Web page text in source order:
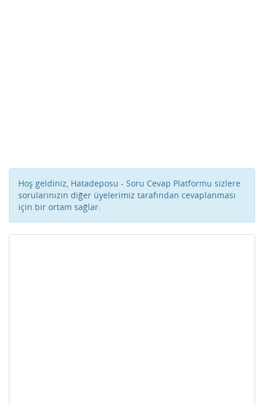
Hoş geldiniz, Hatadeposu - Soru Cevap Platformu sizlere
sorularınızın diğer üyelerimiz tarafından cevaplanması
için bir ortam sağlar.